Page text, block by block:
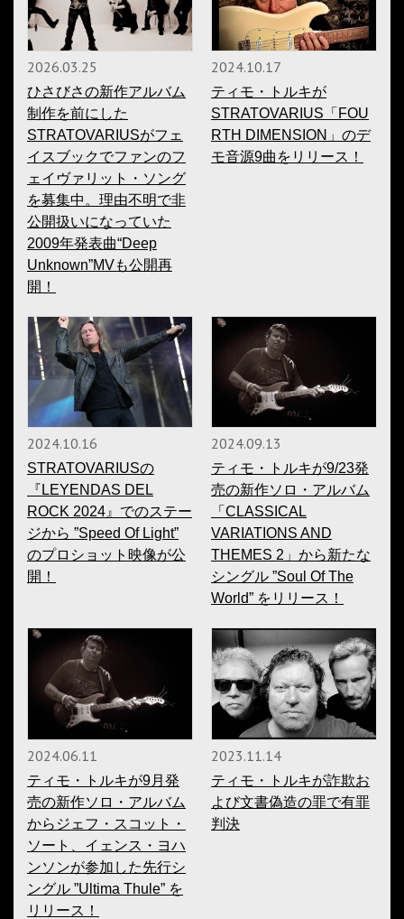
2026.03.25
ひさびさの新作アルバム
制作を前にした
STRATOVARIUSがフェ
イスブックでファンのフ
ェイヴァリット・ソング
を募集中。理由不明で非
公開扱いになっていた
2009年発表曲“Deep
Unknown”MVも公開再
開！
2024.10.17
ティモ・トルキが
STRATOVARIUS「FOU
RTH DIMENSION」のデ
モ音源9曲をリリース！
2024.10.16
STRATOVARIUSの
『LEYENDAS DEL
ROCK 2024』でのステー
ジから ”Speed Of Light”
のプロショット映像が公
開！
2024.09.13
ティモ・トルキが9/23発
売の新作ソロ・アルバム
「CLASSICAL
VARIATIONS AND
THEMES 2」から新たな
シングル ”Soul Of The
World” をリリース！
2024.06.11
ティモ・トルキが9月発
売の新作ソロ・アルバム
からジェフ・スコット・
ソート、イェンス・ヨハ
ンソンが参加した先行シ
ングル ”Ultima Thule” を
リリース！
2023.11.14
ティモ・トルキが詐欺お
よび文書偽造の罪で有罪
判決